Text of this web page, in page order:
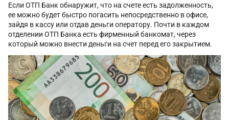
Если ОТП Банк обнаружит, что на счете есть задолженность,
ее можно будет быстро погасить непосредственно в офисе,
зайдя в кассу или отдав деньги оператору. Почти в каждом
отделении ОТП Банка есть фирменный банкомат, через
который можно внести деньги на счет перед его закрытием.